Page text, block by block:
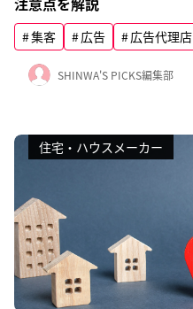
集客 広告 広告代理店
SHINWA'S PICKS編集部
住宅・ハウスメーカー